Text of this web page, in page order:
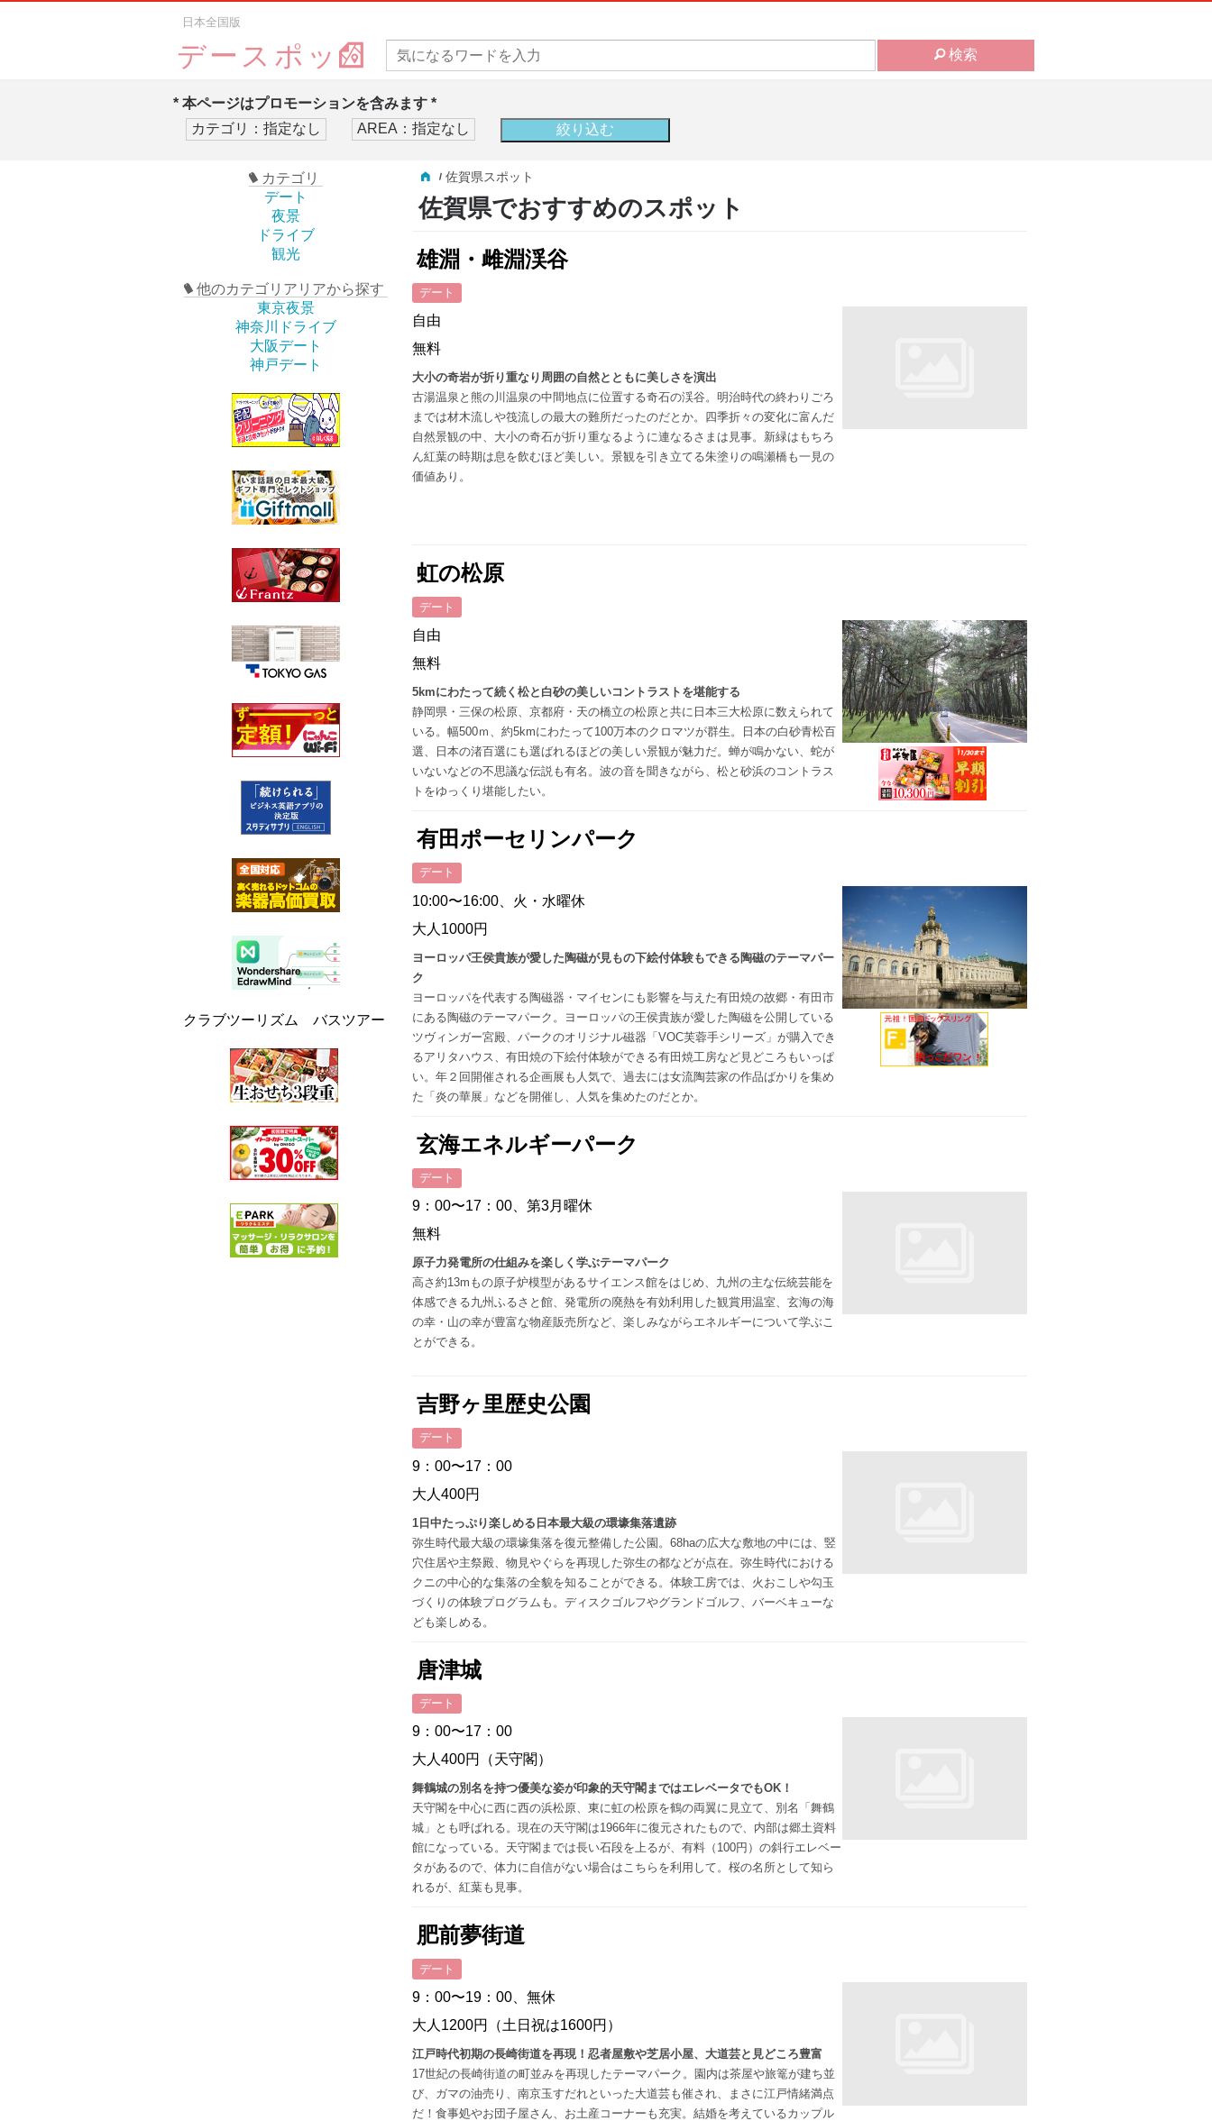
日本全国版
デースポッ 検索
* 本ページはプロモーションを含みます *
カテゴリ
デート
夜景
ドライブ
観光
他のカテゴリアリアから探す
東京夜景
神奈川ドライブ
大阪デート
神戸デート
クラブツーリズム バスツアー
佐賀県スポット
佐賀県でおすすめのスポット
雄淵・雌淵渓谷
デート
自由
無料
大小の奇岩が折り重なり周囲の自然とともに美しさを演出
古湯温泉と熊の川温泉の中間地点に位置する奇石の渓谷。明治時代の終わりごろ
までは材木流しや筏流しの最大の難所だったのだとか。四季折々の変化に富んだ
自然景観の中、大小の奇石が折り重なるように連なるさまは見事。新緑はもちろ
ん紅葉の時期は息を飲むほど美しい。景観を引き立てる朱塗りの鳴瀬橋も一見の
価値あり。
虹の松原
デート
自由
無料
5kmにわたって続く松と白砂の美しいコントラストを堪能する
静岡県・三保の松原、京都府・天の橋立の松原と共に日本三大松原に数えられて
いる。幅500ｍ、約5kmにわたって100万本のクロマツが群生。日本の白砂青松百
選、日本の渚百選にも選ばれるほどの美しい景観が魅力だ。蝉が鳴かない、蛇が
いないなどの不思議な伝説も有名。波の音を聞きながら、松と砂浜のコントラス
トをゆっくり堪能したい。
有田ポーセリンパーク
デート
10:00〜16:00、火・水曜休
大人1000円
ヨーロッパ王侯貴族が愛した陶磁が見もの下絵付体験もできる陶磁のテーマパー
ク
ヨーロッパを代表する陶磁器・マイセンにも影響を与えた有田焼の故郷・有田市
にある陶磁のテーマパーク。ヨーロッパの王侯貴族が愛した陶磁を公開している
ツヴィンガー宮殿、パークのオリジナル磁器「VOC芙蓉手シリーズ」が購入でき
るアリタハウス、有田焼の下絵付体験ができる有田焼工房など見どころもいっぱ
い。年２回開催される企画展も人気で、過去には女流陶芸家の作品ばかりを集め
た「炎の華展」などを開催し、人気を集めたのだとか。
玄海エネルギーパーク
デート
9：00〜17：00、第3月曜休
無料
原子力発電所の仕組みを楽しく学ぶテーマパーク
高さ約13mもの原子炉模型があるサイエンス館をはじめ、九州の主な伝統芸能を
体感できる九州ふるさと館、発電所の廃熱を有効利用した観賞用温室、玄海の海
の幸・山の幸が豊富な物産販売所など、楽しみながらエネルギーについて学ぶこ
とができる。
吉野ヶ里歴史公園
デート
9：00〜17：00
大人400円
1日中たっぷり楽しめる日本最大級の環壕集落遺跡
弥生時代最大級の環壕集落を復元整備した公園。68haの広大な敷地の中には、竪
穴住居や主祭殿、物見やぐらを再現した弥生の都などが点在。弥生時代における
クニの中心的な集落の全貌を知ることができる。体験工房では、火おこしや勾玉
づくりの体験プログラムも。ディスクゴルフやグランドゴルフ、バーベキューな
ども楽しめる。
唐津城
デート
9：00〜17：00
大人400円（天守閣）
舞鶴城の別名を持つ優美な姿が印象的天守閣まではエレベータでもOK！
天守閣を中心に西に西の浜松原、東に虹の松原を鶴の両翼に見立て、別名「舞鶴
城」とも呼ばれる。現在の天守閣は1966年に復元されたもので、内部は郷土資料
館になっている。天守閣までは長い石段を上るが、有料（100円）の斜行エレベー
タがあるので、体力に自信がない場合はこちらを利用して。桜の名所として知ら
れるが、紅葉も見事。
肥前夢街道
デート
9：00〜19：00、無休
大人1200円（土日祝は1600円）
江戸時代初期の長崎街道を再現！忍者屋敷や芝居小屋、大道芸と見どころ豊富
17世紀の長崎街道の町並みを再現したテーマパーク。園内は茶屋や旅篭が建ち並
び、ガマの油売り、南京玉すだれといった大道芸も催され、まさに江戸情緒満点
だ！食事処やお団子屋さん、お土産コーナーも充実。結婚を考えているカップル